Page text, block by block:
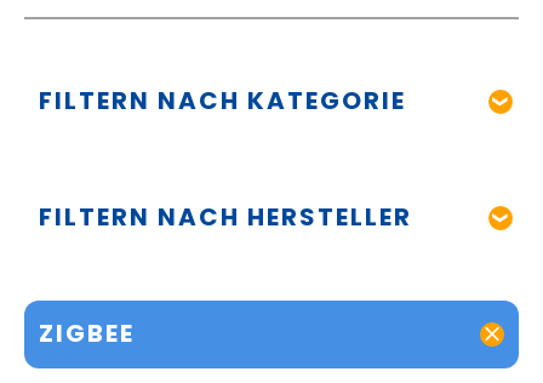
FILTERN NACH KATEGORIE
FILTERN NACH HERSTELLER
ZIGBEE